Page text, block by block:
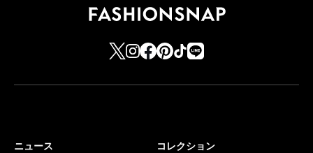
ニュース
コレクション